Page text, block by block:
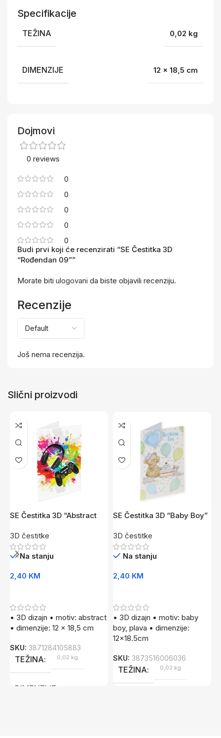
Specifikacije
TEŽINA 0,02 kg
DIMENZIJE 12 × 18,5 cm
Dojmovi
0 reviews
0
0
0
0
0
Recenzije
Još nema recenzija.
Budi prvi koji će recenzirati “SE Čestitka 3D
“Rođendan 09””
Morate biti ulogovani da biste objavili recenziju.
Slični proizvodi
SE Čestitka 3D “Abstract
3D čestitke
Na stanju
2,40 KM
• 3D dizajn • motiv: abstract
• dimenzije: 12 x 18,5 cm
SKU: 3871284105883
TEŽINA 0,02 kg
DIMENZIJE
SE Čestitka 3D “Baby Boy”
3D čestitke
Na stanju
2,40 KM
• 3D dizajn • motiv: baby
boy, plava • dimenzije:
12×18.5cm
SKU: 3873516006036
TEŽINA 0,02 kg